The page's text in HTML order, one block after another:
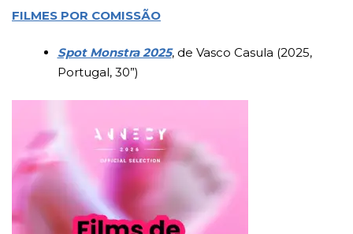
FILMES POR COMISSÃO
Spot Monstra 2025, de Vasco Casula (2025,
Portugal, 30”)